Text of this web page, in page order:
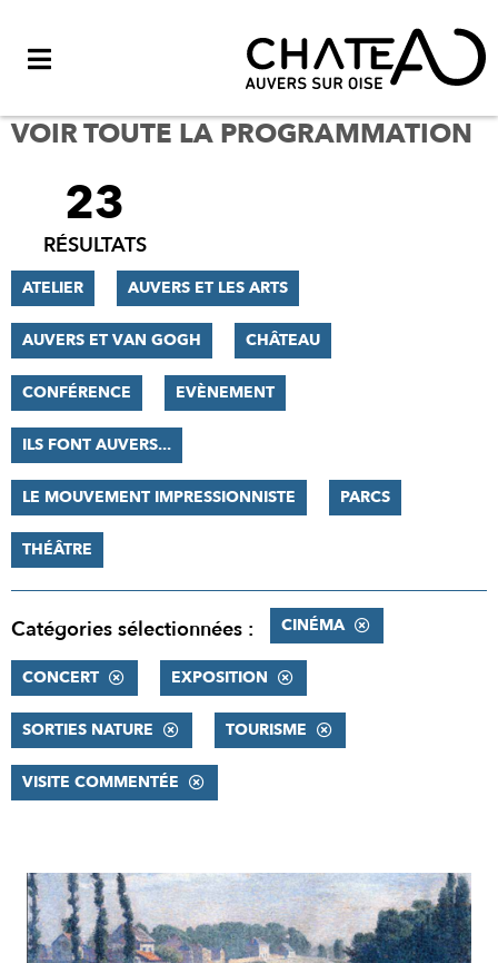
VOIR TOUTE LA PROGRAMMATION
FILTRER
RÉSULTATS
23
RÉSULTATS
ATELIER AUVERS ET LES ARTS
AUVERS ET VAN GOGH CHÂTEAU
CONFÉRENCE EVÈNEMENT
ILS FONT AUVERS...
LE MOUVEMENT IMPRESSIONNISTE PARCS
THÉÂTRE
Catégories sélectionnées : CINÉMA
CONCERT EXPOSITION
SORTIES NATURE TOURISME
VISITE COMMENTÉE
RÉSULTATS